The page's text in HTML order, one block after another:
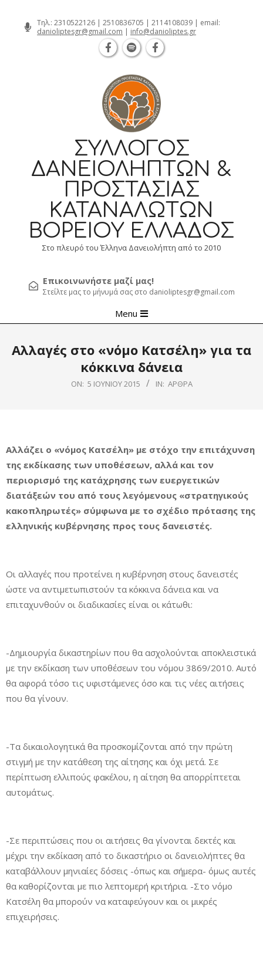
Τηλ.: 2310522126 | 2510836705 | 2114108039 | email:
danioliptesgr@gmail.com | info@danioliptes.gr
ΣΎΛΛΟΓΟΣ
ΔΑΝΕΙΟΛΗΠΤΏΝ &
ΠΡΟΣΤΑΣΊΑΣ
ΚΑΤΑΝΑΛΩΤΏΝ
ΒΟΡΕΊΟΥ ΕΛΛΆΔΟΣ
Στο πλευρό του Έλληνα Δανειολήπτη από το 2010
Επικοινωνήστε μαζί μας!
Στείλτε μας το μήνυμά σας στο danioliptesgr@gmail.com
Navigation
Menu
Αλλαγές στο «νόμο Κατσέλη» για τα
κόκκινα δάνεια
ON: 5 ΙΟΥΝΊΟΥ 2015 IN: ΆΡΘΡΑ
Αλλάζει ο «νόμος Κατσέλη» με στόχο την επιτάχυνση
της εκδίκασης των υποθέσεων, αλλά και τον
περιορισμό της κατάχρησης των ευεργετικών
διατάξεών του από τους λεγόμενους «στρατηγικούς
κακοπληρωτές» σύμφωνα με το σχέδιο πρότασης της
ελληνικής κυβέρνησης προς τους δανειστές.
Οι αλλαγές που προτείνει η κυβέρνηση στους δανειστές
ώστε να αντιμετωπιστούν τα κόκκινα δάνεια και να
επιταχυνθούν οι διαδικασίες είναι οι κάτωθι:
-Δημιουργία δικαστηρίων που θα ασχολούνται αποκλειστικά
με την εκδίκαση των υποθέσεων του νόμου 3869/2010. Αυτό
θα αφορά τόσο τις υφιστάμενες όσο και τις νέες αιτήσεις
που θα γίνουν.
-Τα δικαιολογητικά θα προσκομίζονται από την πρώτη
στιγμή με την κατάθεση της αίτησης και όχι μετά. Σε
περίπτωση ελλιπούς φακέλου, η αίτηση θα απορρίπτεται
αυτομάτως.
-Σε περιπτώσεις που οι αιτήσεις θα γίνονται δεκτές και
μέχρι την εκδίκαση από το δικαστήριο οι δανειολήπτες θα
καταβάλλουν μηνιαίες δόσεις -όπως και σήμερα- όμως αυτές
θα καθορίζονται με πιο λεπτομερή κριτήρια. -Στο νόμο
Κατσέλη θα μπορούν να καταφεύγουν και οι μικρές
επιχειρήσεις.